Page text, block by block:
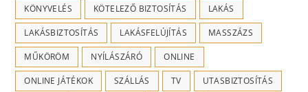
KÖNYVELÉS KÖTELEZŐ BIZTOSÍTÁS LAKÁS
LAKÁSBIZTOSÍTÁS LAKÁSFELÚJÍTÁS MASSZÁZS
MŰKÖRÖM NYÍLÁSZÁRÓ ONLINE
ONLINE JÁTÉKOK SZÁLLÁS TV UTASBIZTOSÍTÁS